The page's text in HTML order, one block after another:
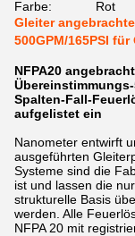
Farbe:
Rot
Gleiter
500GPM/165PSI
NFPA20
Spalten-Fall-
aufgelistet ein
Nanometer entwirft
ausgeführten
Systeme sind die
ist und lassen die
strukturelle Basis
werden. Alle
NFPA 20 mit